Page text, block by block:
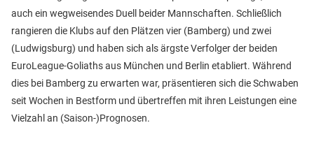
auch ein wegweisendes Duell beider Mannschaften. Schließlich
rangieren die Klubs auf den Plätzen vier (Bamberg) und zwei
(Ludwigsburg) und haben sich als ärgste Verfolger der beiden
EuroLeague-Goliaths aus München und Berlin etabliert. Während
dies bei Bamberg zu erwarten war, präsentieren sich die Schwaben
seit Wochen in Bestform und übertreffen mit ihren Leistungen eine
Vielzahl an (Saison-)Prognosen.